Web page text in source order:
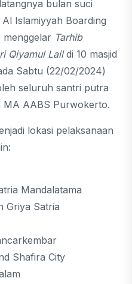
bulan suci
Islamiyyah Boarding
Tarhib
Qiyamul Laildi 10 masjid
Sabtu (22/02/2024)
seluruh santri putra
MA AABS Purwokerto.
lokasi pelaksanaan
Mandalatama
Griya Satria
Shafira City